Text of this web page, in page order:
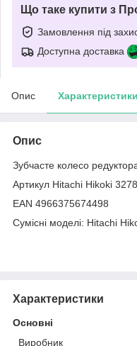
Що таке купити з
Замовлення під
Доступна доставка
Опис Характеристики
Опис
Зубчасте колесо
Артикул Hitachi Hikoki
EAN 4966375674498
Сумісні моделі: Hitachi
Характеристики
Основні
Виробник